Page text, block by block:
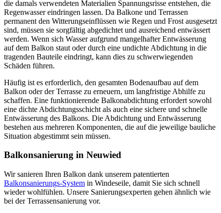
die damals verwendeten Materialien Spannungsrisse entstehen, die
Regenwasser eindringen lassen. Da Balkone und Terrassen
permanent den Witterungseinflüssen wie Regen und Frost ausgesetzt
sind, müssen sie sorgfältig abgedichtet und ausreichend entwässert
werden. Wenn sich Wasser aufgrund mangelhafter Entwässerung
auf dem Balkon staut oder durch eine undichte Abdichtung in die
tragenden Bauteile eindringt, kann dies zu schwerwiegenden
Schäden führen.
Häufig ist es erforderlich, den gesamten Bodenaufbau auf dem
Balkon oder der Terrasse zu erneuern, um langfristige Abhilfe zu
schaffen. Eine funktionierende Balkonabdichtung erfordert sowohl
eine dichte Abdichtungsschicht als auch eine sichere und schnelle
Entwässerung des Balkons. Die Abdichtung und Entwässerung
bestehen aus mehreren Komponenten, die auf die jeweilige bauliche
Situation abgestimmt sein müssen.
Balkonsanierung in Neuwied
Wir sanieren Ihren Balkon dank unserem patentierten
Balkonsanierungs-System in Windeseile, damit Sie sich schnell
wieder wohlfühlen. Unsere Sanierungsexperten gehen ähnlich wie
bei der Terrassensanierung vor.